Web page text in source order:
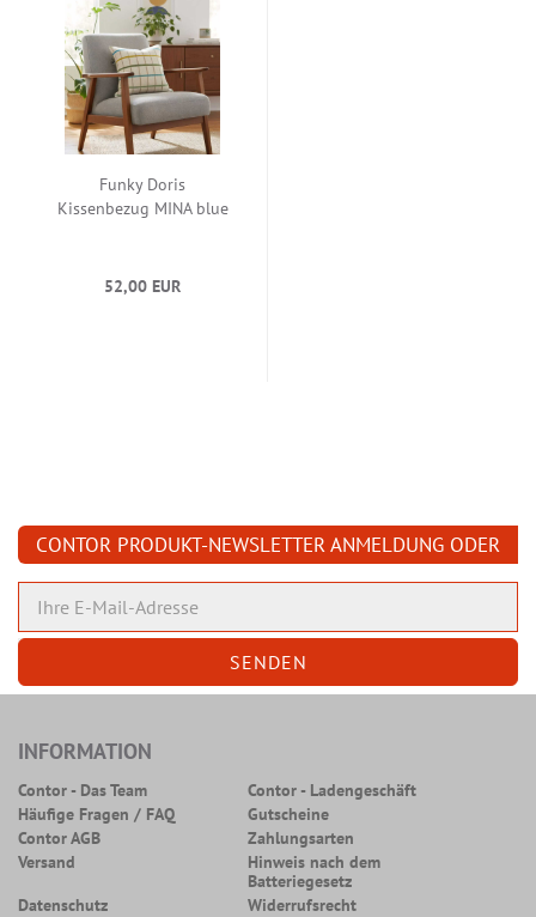
Funky Doris
Kissenbezug MINA blue
52,00 EUR
CONTOR PRODUKT-NEWSLETTER ANMELDUNG ODER
ABMELDUNG
INFORMATION
Contor - Das Team
Contor - Ladengeschäft
Häufige Fragen / FAQ
Gutscheine
Contor AGB
Zahlungsarten
Versand
Hinweis nach dem
Batteriegesetz
Datenschutz
Widerrufsrecht